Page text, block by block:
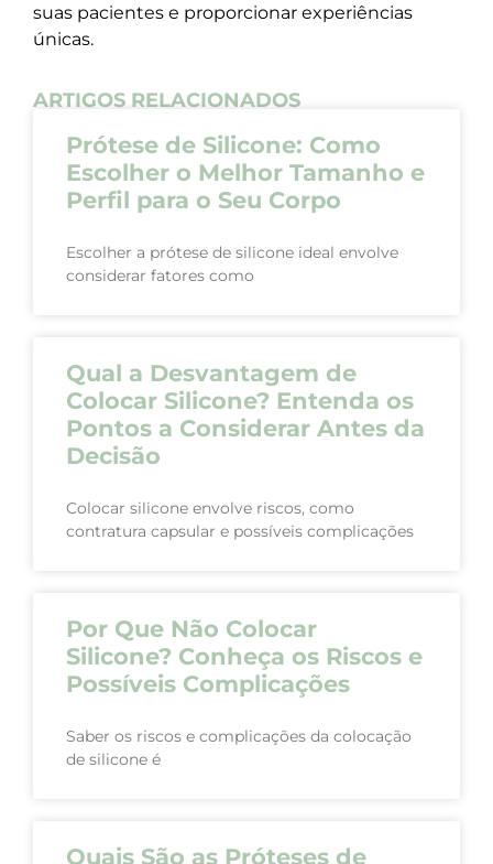
suas pacientes e proporcionar experiências
únicas.
ARTIGOS RELACIONADOS
Prótese de Silicone: Como
Escolher o Melhor Tamanho e
Perfil para o Seu Corpo
Escolher a prótese de silicone ideal envolve
considerar fatores como
Qual a Desvantagem de
Colocar Silicone? Entenda os
Pontos a Considerar Antes da
Decisão
Colocar silicone envolve riscos, como
contratura capsular e possíveis complicações
Por Que Não Colocar
Silicone? Conheça os Riscos e
Possíveis Complicações
Saber os riscos e complicações da colocação
de silicone é
Quais São as Próteses de